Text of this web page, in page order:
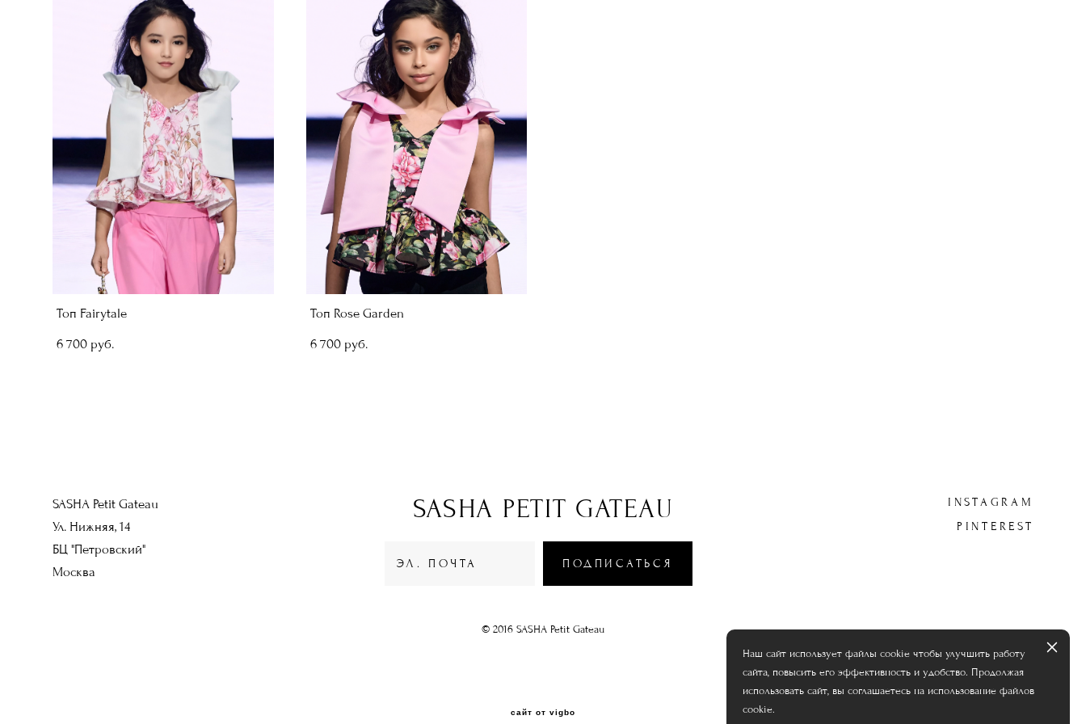
Топ Fairytale
6 700 pуб.
Топ Rose Garden
6 700 pуб.
SASHA Petit Gateau
Ул. Нижняя, 14
БЦ "Петровский"
Москва
SASHA PETIT GATEAU
ПОДПИСАТЬСЯ
© 2016 SASHA Petit Gateau
INSTAGRAM
PINTEREST
сайт от vigbo
Наш сайт использует файлы cookie чтобы улучшить работу
сайта, повысить его эффективность и удобство. Продолжая
использовать сайт, вы соглашаетесь на использование файлов
cookie.